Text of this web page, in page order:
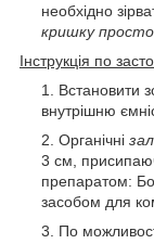
необхідно
кришку
Інструкція по
Встановити
внутрішню
Органічні
3 см,
препаратом:
засобом для
По